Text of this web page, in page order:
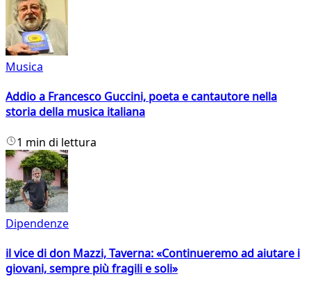
Musica
Addio a Francesco Guccini, poeta e cantautore nella
storia della musica italiana
1 min di lettura
Dipendenze
il vice di don Mazzi, Taverna: «Continueremo ad aiutare i
giovani, sempre più fragili e soli»